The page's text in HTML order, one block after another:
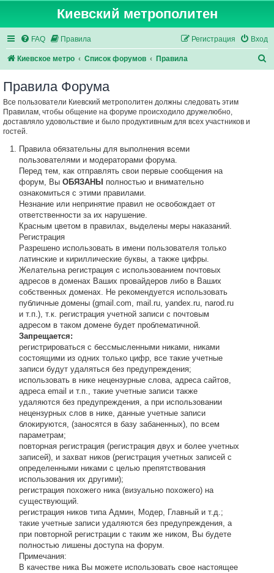
Киевский метрополитен
FAQ Правила Вход
Регистрация
Киевское метро Список форумов Правила
Правила Форума
Все пользователи Киевский метрополитен должны следовать этим
Правилам, чтобы общение на форуме происходило дружелюбно,
доставляло удовольствие и было продуктивным для всех участников и
гостей.
Правила обязательны для выполнения всеми
пользователями и модераторами форума.
Перед тем, как отправлять свои первые сообщения на
форум, ВыОБЯЗАНЫ полностью и внимательно
ознакомиться с этими правилами.
Незнание или непринятие правил не освобождает от
ответственности за их нарушение.
Красным цветом в правилах, выделены меры наказаний.
Регистрация
Разрешено использовать в имени пользователя только
латинские и кириллические буквы, а также цифры.
Желательна регистрация с использованием почтовых
адресов в доменах Ваших провайдеров либо в Ваших
собственных доменах. Не рекомендуется использовать
публичные домены (gmail.com, mail.ru, yandex.ru, narod.ru
и т.п.), т.к. регистрация учетной записи с почтовым
адресом в таком домене будет проблематичной.
Запрещается:
регистрироваться с бессмысленными никами, никами
состоящими из одних только цифр, все такие учетные
записи будут удаляться без предупреждения;
использовать в нике нецензурные слова, адреса сайтов,
адреса email и т.п., такие учетные записи также
удаляются без предупреждения, а при использовании
нецензурных слов в нике, данные учетные записи
блокируются, (заносятся в базу забаненных), по всем
параметрам;
повторная регистрация (регистрация двух и более учетных
записей), и захват ников (регистрация учетных записей с
определенными никами с целью препятствования
использования их другими);
регистрация похожего ника (визуально похожего) на
существующий.
регистрация ников типа Админ, Модер, Главный и т.д.;
такие учетные записи удаляются без предупреждения, а
при повторной регистрации с таким же ником, Вы будете
полностью лишены доступа на форум.
Примечания:
В качестве ника Вы можете использовать свое настоящее